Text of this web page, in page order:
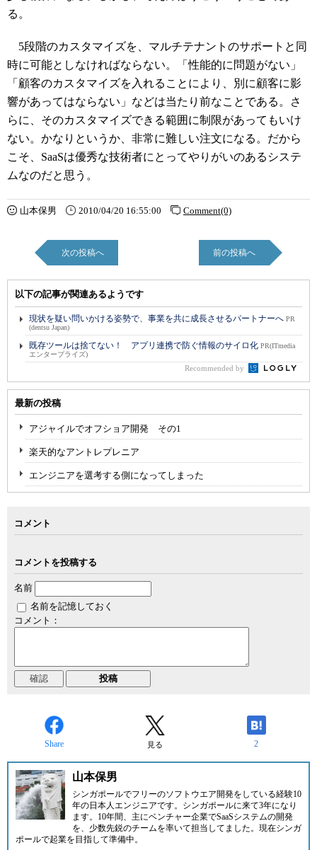
る。
5段階のカスタマイズを、マルチテナントのサポートと同
時に可能としなければならない。「性能的に問題がない」
「顧客のカスタマイズを入れることにより、別に顧客に影
響があってはならない」などは当たり前なことである。さ
らに、そのカスタマイズできる範囲に制限があってもいけ
ない。かなりというか、非常に難しい注文になる。だから
こそ、SaaSは優秀な技術者にとってやりがいのあるシステ
ムなのだと思う。
山本保男 2010/04/20 16:55:00 Comment(0)
次の投稿へ 前の投稿へ
以下の記事が関連あるようです
現状を疑い問いかける姿勢で、事業を共に成長させるパートナーへ PR
(dentsu Japan)
既存ツールは捨てない！ アプリ連携で防ぐ情報のサイロ化 PR(ITmedia
エンタープライズ)
Recommended by
最新の投稿
アジャイルでオフショア開発 その1
楽天的なアントレプレニア
エンジニアを選考する側になってしまった
コメント
コメントを投稿する
名前
名前を記憶しておく
コメント：
Share 見る 2
山本保男
シンガポールでフリーのソフトウエア開発をしている経験10
年の日本人エンジニアです。シンガポールに来て3年になり
ます。10年間、主にベンチャー企業でSaaSシステムの開発
を、少数先鋭のチームを率いて担当してました。現在シンガ
ポールで起業を目指して準備中。